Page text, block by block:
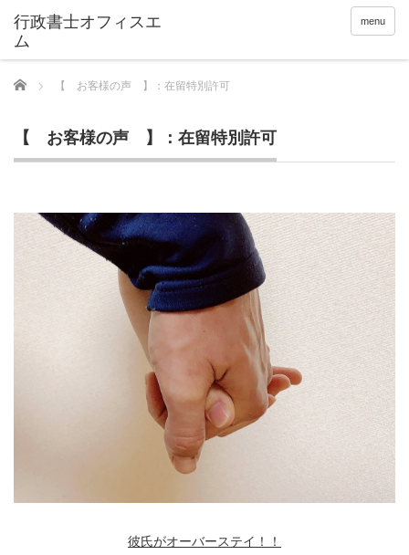
menu
Home 【 お客様の声 】：在留特別許可
【 お客様の声 】：在留特別許可
彼氏がオーバーステイ！！